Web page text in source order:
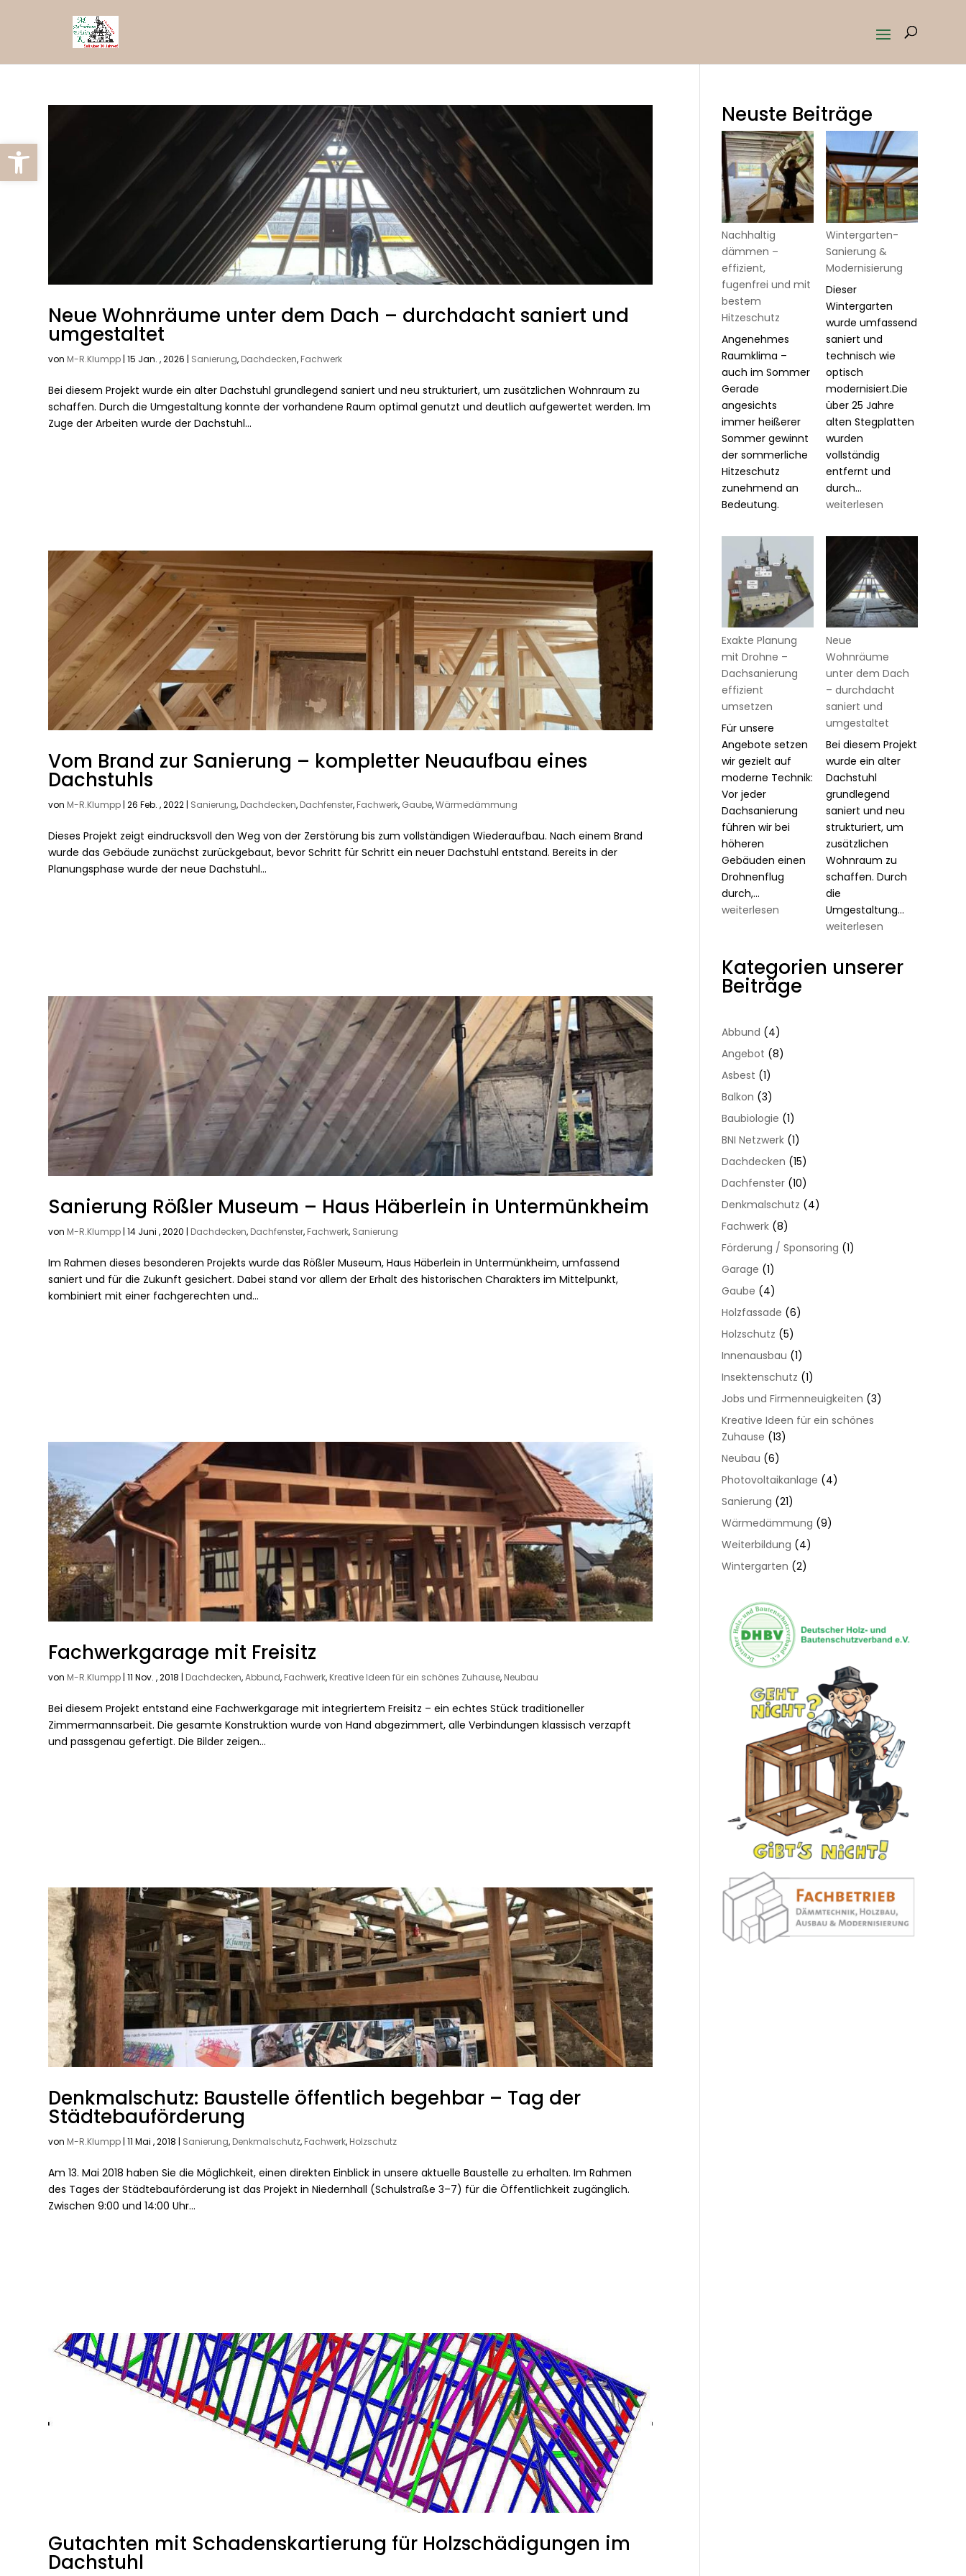
Werkzeugleiste öffnen
Neue Wohnräume unter dem Dach – durchdacht saniert und
umgestaltet
von M-R.Klumpp |15 Jan. , 2026 | Sanierung, Dachdecken, Fachwerk
Bei diesem Projekt wurde ein alter Dachstuhl grundlegend saniert und neu strukturiert, um zusätzlichen Wohnraum zu
schaffen. Durch die Umgestaltung konnte der vorhandene Raum optimal genutzt und deutlich aufgewertet werden. Im
Zuge der Arbeiten wurde der Dachstuhl...
Vom Brand zur Sanierung – kompletter Neuaufbau eines
Dachstuhls
von M-R.Klumpp |26 Feb. , 2022 | Sanierung, Dachdecken, Dachfenster, Fachwerk, Gaube,Wärmedämmung
Dieses Projekt zeigt eindrucksvoll den Weg von der Zerstörung bis zum vollständigen Wiederaufbau. Nach einem Brand
wurde das Gebäude zunächst zurückgebaut, bevor Schritt für Schritt ein neuer Dachstuhl entstand. Bereits in der
Planungsphase wurde der neue Dachstuhl...
Sanierung Rößler Museum – Haus Häberlein in Untermünkheim
von M-R.Klumpp |14 Juni , 2020 | Dachdecken, Dachfenster, Fachwerk, Sanierung
Im Rahmen dieses besonderen Projekts wurde das Rößler Museum, Haus Häberlein in Untermünkheim, umfassend
saniert und für die Zukunft gesichert. Dabei stand vor allem der Erhalt des historischen Charakters im Mittelpunkt,
kombiniert mit einer fachgerechten und...
Fachwerkgarage mit Freisitz
von M-R.Klumpp |11 Nov. , 2018 | Dachdecken,Abbund, Fachwerk, Kreative Ideen für ein schönes Zuhause, Neubau
Bei diesem Projekt entstand eine Fachwerkgarage mit integriertem Freisitz – ein echtes Stück traditioneller
Zimmermannsarbeit. Die gesamte Konstruktion wurde von Hand abgezimmert, alle Verbindungen klassisch verzapft
und passgenau gefertigt. Die Bilder zeigen...
Denkmalschutz: Baustelle öffentlich begehbar – Tag der
Städtebauförderung
von M-R.Klumpp |11 Mai , 2018 | Sanierung, Denkmalschutz, Fachwerk, Holzschutz
Am 13. Mai 2018 haben Sie die Möglichkeit, einen direkten Einblick in unsere aktuelle Baustelle zu erhalten. Im Rahmen
des Tages der Städtebauförderung ist das Projekt in Niedernhall (Schulstraße 3–7) für die Öffentlichkeit zugänglich.
Zwischen 9:00 und 14:00 Uhr...
Gutachten mit Schadenskartierung für Holzschädigungen im
Dachstuhl
Neuste Beiträge
Nachhaltig
dämmen –
effizient,
fugenfrei und mit
bestem
Hitzeschutz
Angenehmes
Raumklima –
auch im Sommer
Gerade
angesichts
immer heißerer
Sommer gewinnt
der sommerliche
Hitzeschutz
zunehmend an
Bedeutung.
Wintergarten-
Sanierung &
Modernisierung
Dieser
Wintergarten
wurde umfassend
saniert und
technisch wie
optisch
modernisiert.Die
über 25 Jahre
alten Stegplatten
wurden
vollständig
entfernt und
durch…
Sanierung
Modernisierung
weiterlesen
Exakte Planung
mit Drohne –
Dachsanierung
effizient
umsetzen
Für unsere
Angebote setzen
wir gezielt auf
moderne Technik:
Vor jeder
Dachsanierung
führen wir bei
höheren
Gebäuden einen
Drohnenflug
durch,…
Planung
Dachsanierung
effizient
weiterlesen
Neue
Wohnräume
unter dem Dach
– durchdacht
saniert und
umgestaltet
Bei diesem Projekt
wurde ein alter
Dachstuhl
grundlegend
saniert und neu
strukturiert, um
zusätzlichen
Wohnraum zu
schaffen. Durch
die
Umgestaltung…
weiterlesen
Kategorien unserer
Beiträge
Abbund (4)
Angebot (8)
Asbest (1)
Balkon (3)
Baubiologie (1)
BNI Netzwerk (1)
Dachdecken (15)
Dachfenster (10)
Denkmalschutz (4)
Fachwerk (8)
Förderung / Sponsoring (1)
Garage (1)
Gaube (4)
Holzfassade (6)
Holzschutz (5)
Innenausbau (1)
Insektenschutz (1)
Jobs und Firmenneuigkeiten (3)
Kreative Ideen für ein schönes
Zuhause (13)
Neubau (6)
Photovoltaikanlage (4)
Sanierung (21)
Wärmedämmung (9)
Weiterbildung (4)
Wintergarten (2)